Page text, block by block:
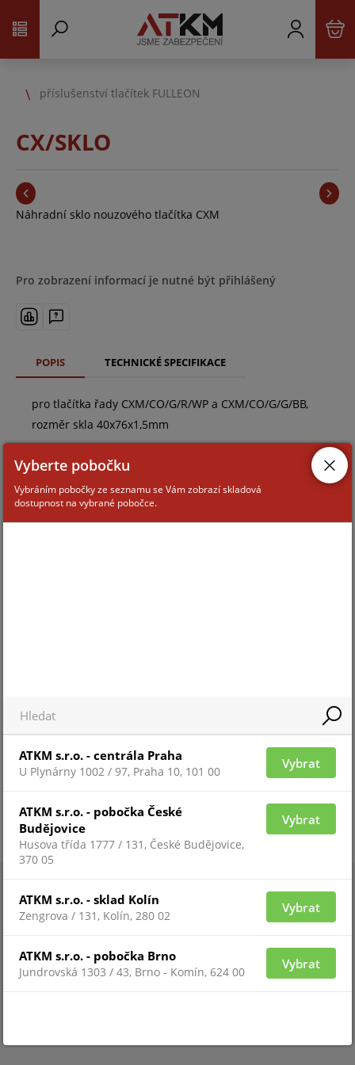
příslušenství tlačítek FULLEON
CX/SKLO
Náhradní sklo nouzového tlačítka CXM
Pro zobrazení informací je nutné být přihlášený
POPIS TECHNICKÉ SPECIFIKACE
pro tlačítka řady CXM/CO/G/R/WP a CXM/CO/G/G/BB,
rozměr skla 40x76x1,5mm
Vyberte pobočku
Vybráním pobočky ze seznamu se Vám zobrazí skladová
dostupnost na vybrané pobočce.
ATKM s.r.o. - centrála Praha
U Plynárny 1002 / 97, Praha 10, 101 00
Vybrat
ATKM s.r.o. - pobočka České
Budějovice
Husova třída 1777 / 131, České Budějovice,
370 05
Vybrat
ATKM s.r.o. - sklad Kolín
Zengrova / 131, Kolín, 280 02
Vybrat
ATKM s.r.o. - pobočka Brno
Jundrovská 1303 / 43, Brno - Komín, 624 00
Vybrat